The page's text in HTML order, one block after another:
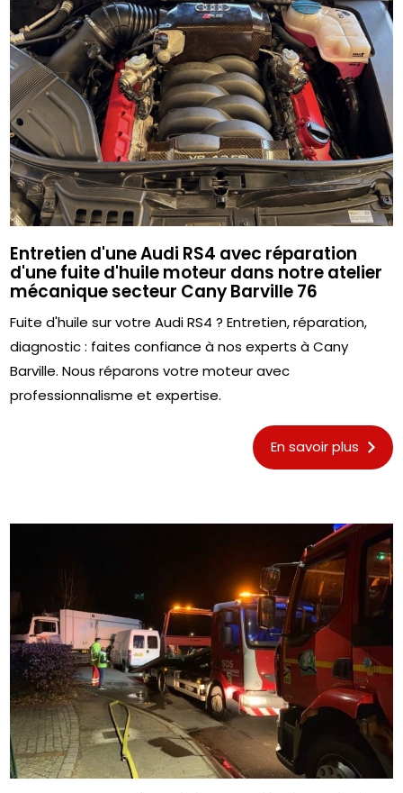
Entretien d'une Audi RS4 avec réparation
d'une fuite d'huile moteur dans notre atelier
mécanique secteur Cany Barville 76
Fuite d'huile sur votre Audi RS4 ? Entretien, réparation,
diagnostic : faites confiance à nos experts à Cany
Barville. Nous réparons votre moteur avec
professionnalisme et expertise.
En savoir plus